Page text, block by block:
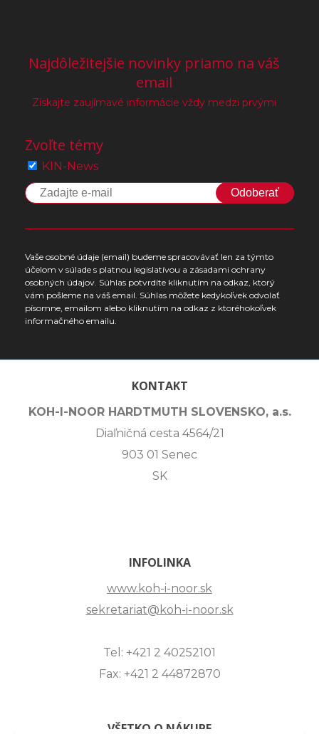
Najdôležitejšie novinky priamo na váš
email
Získajte zaujímavé informácie vždy medzi prvými
Zvoľte témy
KIN-News
Odoberať
Vaše osobné údaje (email) budeme spracovávať len za týmto
účelom v súlade s platnou legislatívou a zásadami ochrany
osobných údajov. Súhlas potvrdíte kliknutím na odkaz, ktorý
vám pošleme na váš email. Súhlas môžete kedykoľvek odvolať
písomne, emailom alebo kliknutím na odkaz z ktoréhokoľvek
informačného emailu.
KONTAKT
KOH-I-NOOR HARDTMUTH SLOVENSKO, a.s.
Diaľničná cesta 4564/21
903 01 Senec
SK
INFOLINKA
www.koh-i-noor.sk
sekretariat@koh-i-noor.sk
Tel: +421 2 40252101
Fax: +421 2 44872870
VŠETKO O NÁKUPE